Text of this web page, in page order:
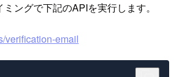
ングで下記のAPIを実行します。
verification-email